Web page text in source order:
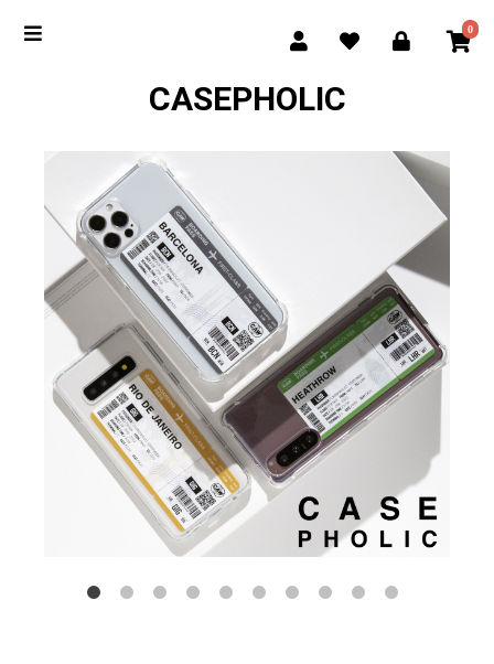
0
CASEPHOLIC